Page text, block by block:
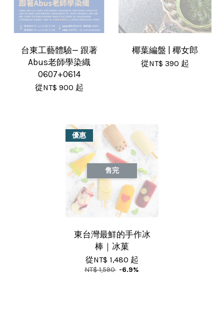
台東工藝體驗— 跟著
Abus老師學染織
0607+0614
從NT$ 900 起
椰葉編盤 | 椰女郎
從NT$ 390 起
優惠
售完
東台灣最鮮的手作冰
棒｜冰菓
從NT$ 1,480 起
NT$ 1,590 -6.9%